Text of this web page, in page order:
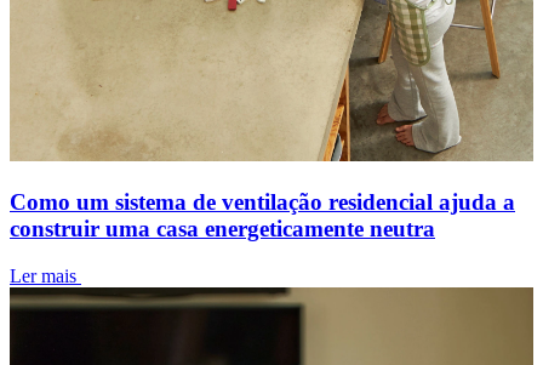
Como um sistema de ventilação residencial ajuda a
construir uma casa energeticamente neutra
Ler mais